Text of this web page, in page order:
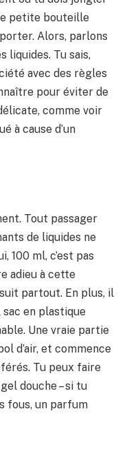
petite bouteille
Alors, parlons
liquides. Tu sais,
avec des règles
pour éviter de
comme voir
à cause d’un
Tout passager
de liquides ne
100 ml, c’est pas
adieu à cette
partout. En plus, il
sac en plastique
Une vraie partie
d’air, et commence
Tu peux faire
douche – si tu
fous, un parfum